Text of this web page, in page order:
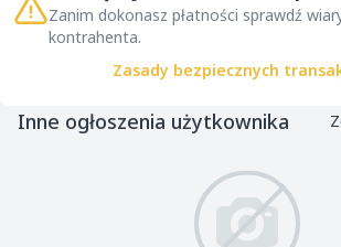
Zanim dokonasz płatności sprawdź
kontrahenta.
Zasady bezpiecznych
Inne ogłoszenia użytkownika